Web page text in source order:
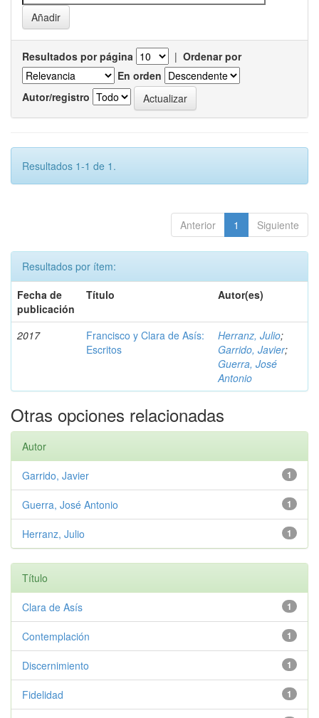
Resultados por página | Ordenar por
En orden
Autor/registro
Resultados 1-1 de 1.
Anterior 1 Siguiente
Resultados por ítem:
Fecha de
publicación
Título Autor(es)
2017
Francisco y Clara de Asís:
Escritos
Herranz, Julio;
Garrido, Javier;
Guerra, José
Antonio
Otras opciones relacionadas
Autor
1
Garrido, Javier
1
Guerra, José Antonio
1
Herranz, Julio
Título
1
Clara de Asís
1
Contemplación
1
Discernimiento
1
Fidelidad